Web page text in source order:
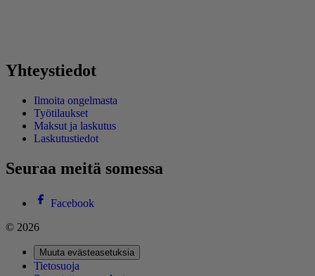
Yhteystiedot
Ilmoita ongelmasta
Työtilaukset
Maksut ja laskutus
Laskutustiedot
Seuraa meitä somessa
Facebook
© 2026
Muuta evästeasetuksia
Tietosuoja